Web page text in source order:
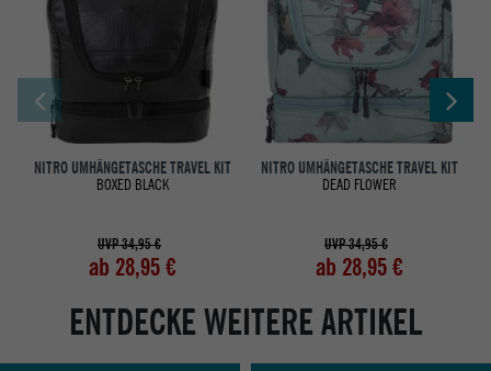
NITRO UMHÄNGETASCHE TRAVEL KIT
BOXED BLACK
UVP 34,95 €
ab 28,95 €
NITRO UMHÄNGETASCHE TRAVEL KIT
DEAD FLOWER
UVP 34,95 €
ab 28,95 €
ENTDECKE WEITERE ARTIKEL